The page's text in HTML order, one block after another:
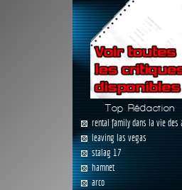
Top Rédaction
rental family dans la vie des
leaving las vegas
stalag 17
hamnet
arco